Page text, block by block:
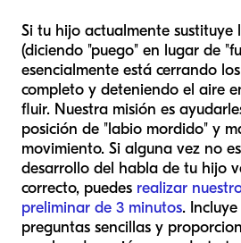
Si tu hijo actualmente sustituye
(diciendo "puego" en lugar de
esencialmente está cerrando
completo y deteniendo el aire
fluir. Nuestra misión es
posición de "labio mordido" y
movimiento. Si alguna vez no
desarrollo del habla de tu hijo
correcto, puedes realizar
preliminar de 3 minutos.
preguntas sencillas y